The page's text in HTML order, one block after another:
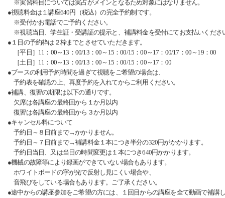
※実習科目については実占がメインとなるため対象にはなりません。
●視聴料金は１講座640円（税込）の完全予約制です。
※受付かお電話でご予約ください。
※視聴当日、学生証・受講証の提示と、補講料金を受付にてお支払いくださ
●１日の予約枠は２枠までとさせていただきます。
［平日］11：00～13：00/13：00～15：00/15：00～17：00/17：00～19：00
［土日］11：00～13：00/13：00～15：00/15：00～17：00
●ブースの利用予約時間を過ぎて視聴をご希望の場合は、
予約表を確認の上、再度予約を入れてからご利用ください。
●補講、復習の期限は以下の通りです。
欠席は各講座の最終回から１か月以内
復習は各講座の最終回から３か月以内
●キャンセル料について
予約日～８日前まで→かかりません。
予約日～７日前まで→補講料金１本につき半分の320円がかかります。
予約日当日、又は当日の時間変更は１本につき640円かかります。
●機械の故障等により録画ができていない場合もあります。
ホワイトボードの字が光で反射し見にくい場合や、
音飛びをしている場合もあります。ご了承ください。
●途中からの講座参加をご希望の方には、１回目からの講座を全て動画で補講